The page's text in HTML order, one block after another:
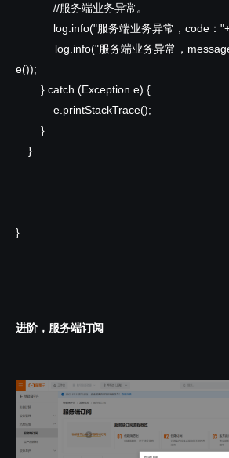
//服务端业务异常。
log.info("服务端业务异常，code：
log.info("服务端业务异常，message
e());
} catch (Exception e) {
e.printStackTrace();
}
}
}
进阶，服务端订阅